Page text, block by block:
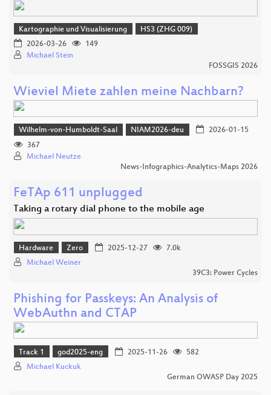
Kartographie und Visualisierung
HS3 (ZHG 009)
2026-03-26
149
Michael Stein
FOSSGIS 2026
Wieviel Miete zahlen meine Nachbarn?
Wilhelm-von-Humboldt-Saal NIAM2026-deu
2026-01-15
367
Michael Neutze
News-Infographics-Analytics-Maps 2026
FeTAp 611 unplugged
Taking a rotary dial phone to the mobile age
Hardware Zero 2025-12-27
7.0k
Michael Weiner
39C3: Power Cycles
Phishing for Passkeys: An Analysis of
WebAuthn and CTAP
Track 1 god2025-eng 2025-11-26
582
Michael Kuckuk
German OWASP Day 2025